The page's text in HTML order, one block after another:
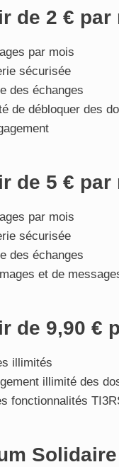
de 2 € par
par mois
sécurisée
des échanges
de débloquer des
de 5 € par
par mois
sécurisée
des échanges
et de
de 9,90 €
illimités
illimité des
fonctionnalités